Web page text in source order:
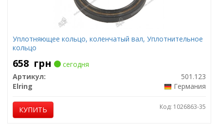
Уплотняющее кольцо, коленчатый вал, Уплотнительное
кольцо
658 грн
сегодня
Артикул:
501.123
Elring
Германия
КУПИТЬ Код: 1026863-35